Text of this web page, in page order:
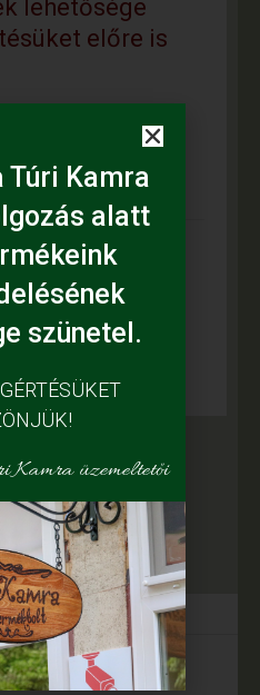
lehetősége
előre is
Sila Katalin
Túri Kamra
alatt
szünetel.
Kamra üzemeltetői